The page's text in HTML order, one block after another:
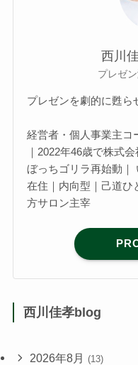
西川
プレゼ
プレゼンを劇的に甦ら
経営者・個人事業主コ
｜2022年46歳で株式
ぼっちゴリラ再始動｜
在住｜内向型｜己道ひ
方サロン主宰
西川佳孝blog
2026年8月 (13)